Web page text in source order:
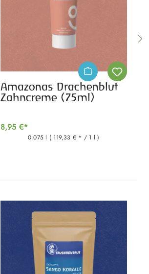
Amazonas Drachenblut
Zahncreme (75ml)
8,95 €*
0.075 l ( 119,33 € * / 1 l )